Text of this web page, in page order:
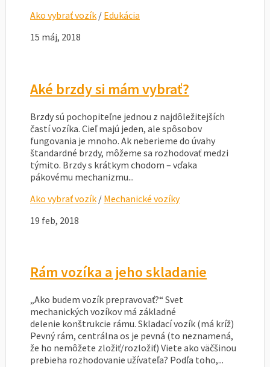
Ako vybrať vozík / Edukácia
15 máj, 2018
Aké brzdy si mám vybrať?
Brzdy sú pochopiteľne jednou z najdôležitejších
častí vozíka. Cieľ majú jeden, ale spôsobov
fungovania je mnoho. Ak neberieme do úvahy
štandardné brzdy, môžeme sa rozhodovať medzi
týmito. Brzdy s krátkym chodom – vďaka
pákovému mechanizmu...
Ako vybrať vozík / Mechanické vozíky
19 feb, 2018
Rám vozíka a jeho skladanie
„Ako budem vozík prepravovať?“ Svet
mechanických vozíkov má základné
delenie konštrukcie rámu. Skladací vozík (má kríž)
Pevný rám, centrálna os je pevná (to neznamená,
že ho nemôžete zložiť/rozložiť) Viete ako väčšinou
prebieha rozhodovanie užívateľa? Podľa toho,...